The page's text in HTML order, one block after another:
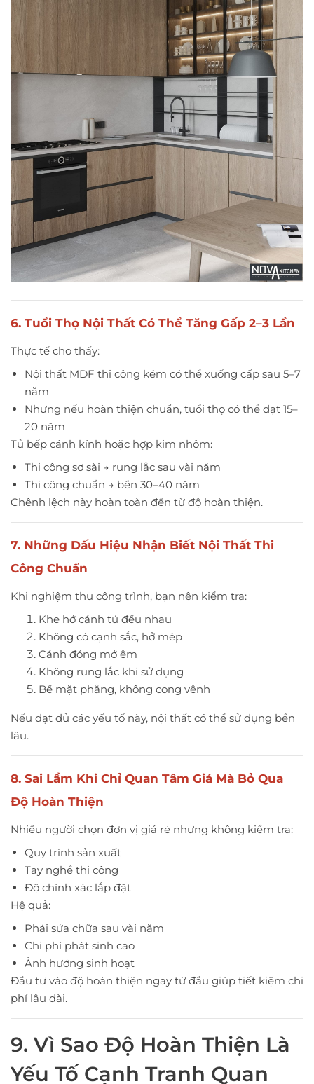
6. Tuổi Thọ Nội Thất Có Thể Tăng Gấp 2–3 Lần
Thực tế cho thấy:
Nội thất MDF thi công kém có thể xuống cấp sau 5–7
năm
Nhưng nếu hoàn thiện chuẩn, tuổi thọ có thể đạt 15–
20 năm
Tủ bếp cánh kính hoặc hợp kim nhôm:
Thi công sơ sài → rung lắc sau vài năm
Thi công chuẩn → bền 30–40 năm
Chênh lệch này hoàn toàn đến từ độ hoàn thiện.
7. Những Dấu Hiệu Nhận Biết Nội Thất Thi
Công Chuẩn
Khi nghiệm thu công trình, bạn nên kiểm tra:
Khe hở cánh tủ đều nhau
Không có cạnh sắc, hở mép
Cánh đóng mở êm
Không rung lắc khi sử dụng
Bề mặt phẳng, không cong vênh
Nếu đạt đủ các yếu tố này, nội thất có thể sử dụng bền
lâu.
8. Sai Lầm Khi Chỉ Quan Tâm Giá Mà Bỏ Qua
Độ Hoàn Thiện
Nhiều người chọn đơn vị giá rẻ nhưng không kiểm tra:
Quy trình sản xuất
Tay nghề thi công
Độ chính xác lắp đặt
Hệ quả:
Phải sửa chữa sau vài năm
Chi phí phát sinh cao
Ảnh hưởng sinh hoạt
Đầu tư vào độ hoàn thiện ngay từ đầu giúp tiết kiệm chi
phí lâu dài.
9. Vì Sao Độ Hoàn Thiện Là
Yếu Tố Cạnh Tranh Quan